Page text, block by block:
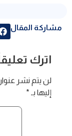
مشاركة المقال
اترك
لن يتم نشر
إليها بـ *